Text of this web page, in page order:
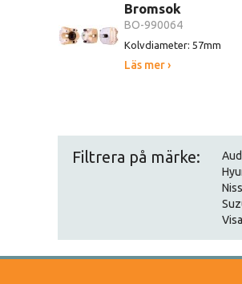
Bromsok
BO-990064
Kolvdiameter: 57mm
Läs mer ›
Filtrera på märke: